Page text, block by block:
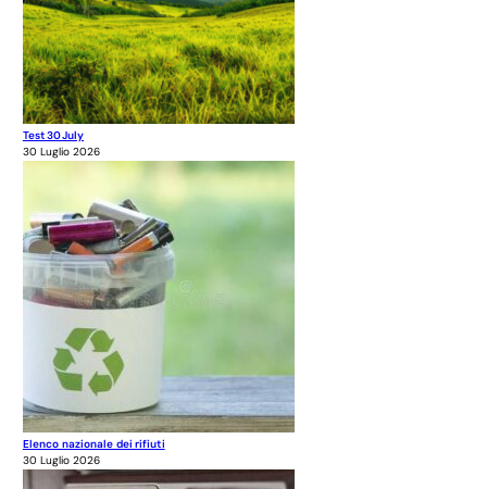
Test 30July
30 Luglio 2026
Elenco nazionale dei rifiuti
30 Luglio 2026